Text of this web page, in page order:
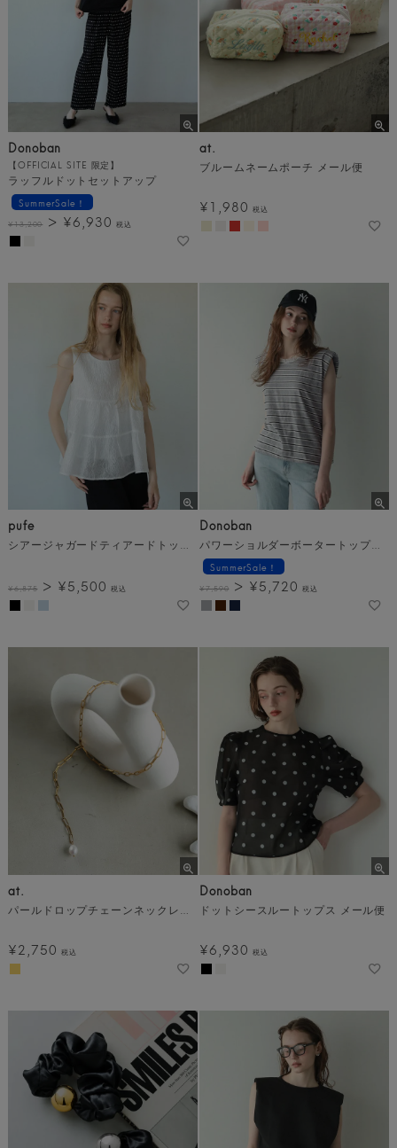
Donoban
【OFFICIAL SITE 限定】
ラッフルドットセットアップ
SummerSale！
¥13,200 ¥6,930 税込
at.
ブルームネームポーチ メール便
¥1,980 税込
pufe
シアージャガードティアードトップス メール便
¥6,875 ¥5,500 税込
Donoban
パワーショルダーボータートップス メール便
SummerSale！
¥7,590 ¥5,720 税込
at.
パールドロップチェーンネックレス メール便
¥2,750 税込
Donoban
ドットシースルートップス メール便
¥6,930 税込